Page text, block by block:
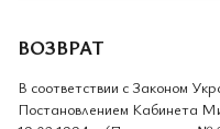
ВОЗВРАТ
В соответствии с Законом
Постановлением Кабинета